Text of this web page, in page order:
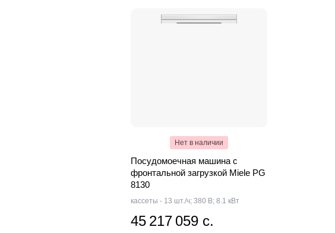
Нет в наличии
Посудомоечная машина с
фронтальной загрузкой Miele PG
8130
кассеты - 13 шт./ч; 380 В; 8.1 кВт
45 217 059 с.